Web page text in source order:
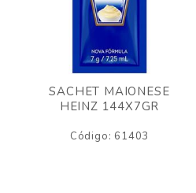
SACHET MAIONESE
HEINZ 144X7GR
Código: 61403